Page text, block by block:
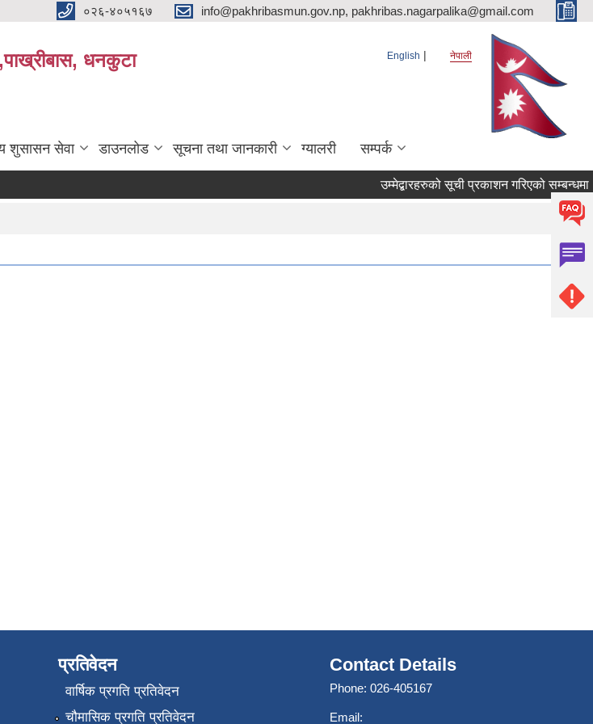
०२६-४०५१६७ info@pakhribasmun.gov.np, pakhribas.nagarpalika@gmail.com
,पाख्रीबास, धनकुटा English नेपाली
शुसासन सेवा डाउनलोड सूचना तथा जानकारी ग्यालरी सम्पर्क
उम्मेद्बारहरुको सूची प्रकाशन गरिएको सम्बन्धमा
प्रतिवेदन
वार्षिक प्रगति प्रतिवेदन
चौमासिक प्रगति प्रतिवेदन
Contact Details
Phone: 026-405167
Email: